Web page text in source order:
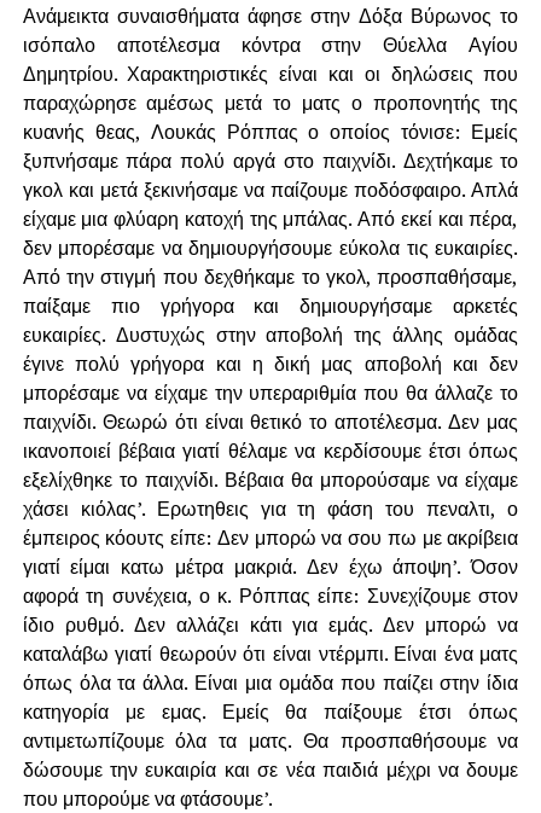
Ανάμεικτα συναισθήματα άφησε στην Δόξα Βύρωνος το
ισόπαλο αποτέλεσμα κόντρα στην Θύελλα Αγίου
Δημητρίου. Χαρακτηριστικές είναι και οι δηλώσεις που
παραχώρησε αμέσως μετά το ματς ο προπονητής της
κυανής θεας, Λουκάς Ρόππας ο οποίος τόνισε: Εμείς
ξυπνήσαμε πάρα πολύ αργά στο παιχνίδι. Δεχτήκαμε το
γκολ και μετά ξεκινήσαμε να παίζουμε ποδόσφαιρο. Απλά
είχαμε μια φλύαρη κατοχή της μπάλας. Από εκεί και πέρα,
δεν μπορέσαμε να δημιουργήσουμε εύκολα τις ευκαιρίες.
Από την στιγμή που δεχθήκαμε το γκολ, προσπαθήσαμε,
παίξαμε πιο γρήγορα και δημιουργήσαμε αρκετές
ευκαιρίες. Δυστυχώς στην αποβολή της άλλης ομάδας
έγινε πολύ γρήγορα και η δική μας αποβολή και δεν
μπορέσαμε να είχαμε την υπεραριθμία που θα άλλαζε το
παιχνίδι. Θεωρώ ότι είναι θετικό το αποτέλεσμα. Δεν μας
ικανοποιεί βέβαια γιατί θέλαμε να κερδίσουμε έτσι όπως
εξελίχθηκε το παιχνίδι. Βέβαια θα μπορούσαμε να είχαμε
χάσει κιόλας’. Ερωτηθεις για τη φάση του πεναλτι, ο
έμπειρος κόουτς είπε: Δεν μπορώ να σου πω με ακρίβεια
γιατί είμαι κατω μέτρα μακριά. Δεν έχω άποψη’. Όσον
αφορά τη συνέχεια, ο κ. Ρόππας είπε: Συνεχίζουμε στον
ίδιο ρυθμό. Δεν αλλάζει κάτι για εμάς. Δεν μπορώ να
καταλάβω γιατί θεωρούν ότι είναι ντέρμπι. Είναι ένα ματς
όπως όλα τα άλλα. Είναι μια ομάδα που παίζει στην ίδια
κατηγορία με εμας. Εμείς θα παίξουμε έτσι όπως
αντιμετωπίζουμε όλα τα ματς. Θα προσπαθήσουμε να
δώσουμε την ευκαιρία και σε νέα παιδιά μέχρι να δουμε
που μπορούμε να φτάσουμε’.